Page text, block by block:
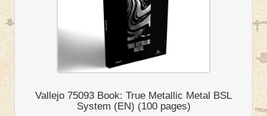
Vallejo 75093 Book: True Metallic Metal BSL
System (EN) (100 pages)